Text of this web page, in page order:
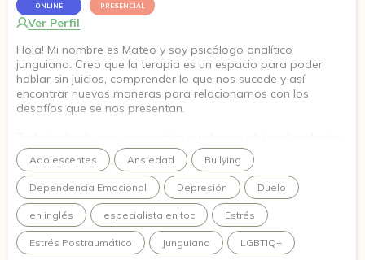
ONLINE PRESENCIAL
Ver Perfil
Hola! Mi nombre es Mateo y soy psicólogo analítico
junguiano. Creo que la terapia es un espacio para poder
hablar sin juicios, comprender lo que nos sucede y así
encontrar nuevas maneras para relacionarnos con los
desafíos que se nos presentan.
peo también comprender su sentido y así favorecer el
autoconocimiento y el crecimiento personal.
Acompaño procesos relacionados con ansiedad, depresión,
conflictos en las relaciones, dificultades de autoestima,
importantes momentos de cambios, o a quienes buscan
conocerse mejor y conectar con su versión más auténtica.
Adolescentes Ansiedad Bullying
Dependencia Emocional Depresión Duelo
en inglés especialista en toc Estrés
Estrés Postraumático Junguiano LGBTIQ+